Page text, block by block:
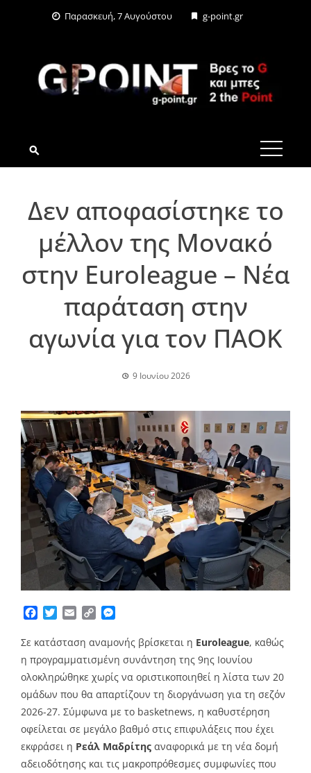
Παρασκευή, 7 Αυγούστου g-point.gr
G-POINT.GR
Δεν αποφασίστηκε το
μέλλον της Μονακό
στην Euroleague – Νέα
παράταση στην
αγωνία για τον ΠΑΟΚ
9 Ιουνίου 2026
Facebook
TwitterEmailCopy
Σε κατάσταση αναμονής βρίσκεται η Euroleague, καθώς
η προγραμματισμένη συνάντηση της 9ης Ιουνίου
ολοκληρώθηκε χωρίς να οριστικοποιηθεί η λίστα των 20
ομάδων που θα απαρτίζουν τη διοργάνωση για τη σεζόν
2026-27. Σύμφωνα με το basketnews, η καθυστέρηση
οφείλεται σε μεγάλο βαθμό στις επιφυλάξεις που έχει
εκφράσει η Ρεάλ Μαδρίτης αναφορικά με τη νέα δομή
αδειοδότησης και τις μακροπρόθεσμες συμφωνίες που